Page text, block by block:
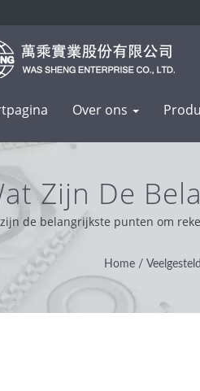
Over ons
Zijn De
Ontwerp
de belangrijkste punten om
professioneel, handig en
Home /